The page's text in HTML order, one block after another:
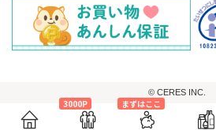
3000P
まずはここ
© CERES INC.